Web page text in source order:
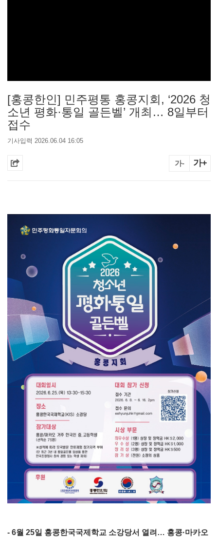
[홍콩한인] 민주평통 홍콩지회, ‘2026 청
소년 평화·통일 골든벨’ 개최… 8일부터
접수
기사입력 2026.06.04 16:05
가- 가+
- 6월 25일 홍콩한국국제학교 소강당서 열려… 홍콩·마카오